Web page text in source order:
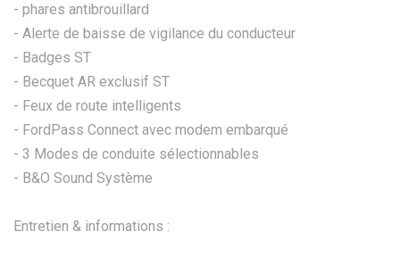
- phares antibrouillard
- Alerte de baisse de vigilance du conducteur
- Badges ST
- Becquet AR exclusif ST
- Feux de route intelligents
- FordPass Connect avec modem embarqué
- 3 Modes de conduite sélectionnables
- B&O Sound Système
Entretien & informations :